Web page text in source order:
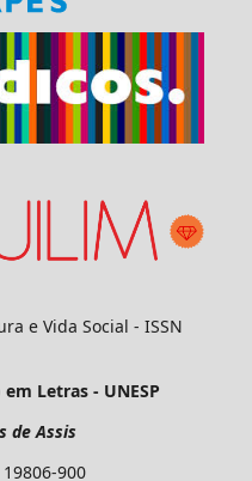
e Vida Social - ISSN
Letras - UNESP
de Assis
900